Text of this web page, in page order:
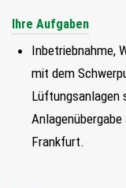
RECRUITING
COACHING
JOBS
EXTRA
KOPF
Ihre Aufgaben
Inbetriebnahme,
mit dem
Lüftungsanlagen
Frankfurt.